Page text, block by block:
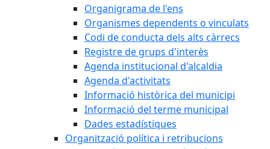
Organigrama de l'ens
Organismes dependents o vinculats
Codi de conducta dels alts càrrecs
Registre de grups d'interès
Agenda institucional d'alcaldia
Agenda d'activitats
Informació històrica del municipi
Informació del terme municipal
Dades estadístiques
Organització política i retribucions